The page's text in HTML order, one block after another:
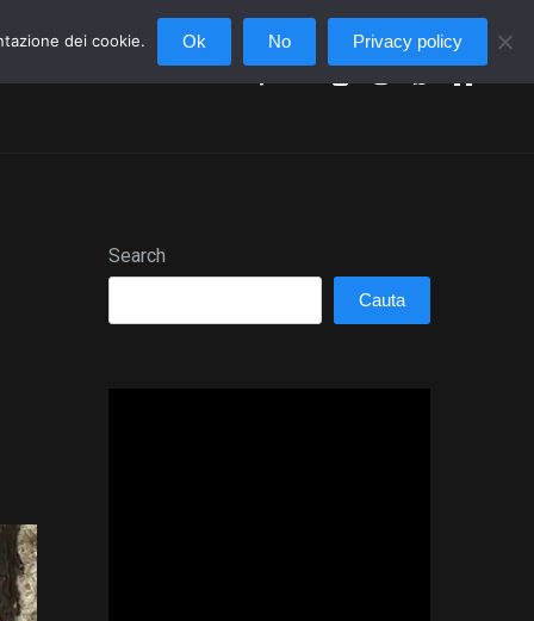
BLOG
Search
Cauta
dei cookie. Ok No Privacy policy